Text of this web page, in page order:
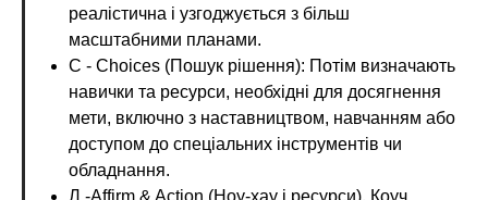
реалістична і узгоджується з більш
масштабними планами.
С - Choices (Пошук рішення): Потім визначають
навички та ресурси, необхідні для досягнення
мети, включно з наставництвом, навчанням або
доступом до спеціальних інструментів чи
обладнання.
Л -Affirm & Action (Ноу-хау і ресурси). Коуч